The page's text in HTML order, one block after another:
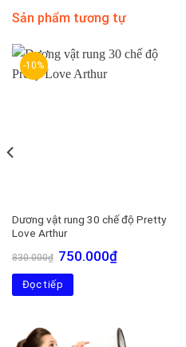
Sản phẩm tương tự
-10%
Dương vật rung 30 chế độ Pretty
Love Arthur
830.000₫ Giá
gốc
là:
830.000₫.
750.000₫Giá
Đọc tiếp